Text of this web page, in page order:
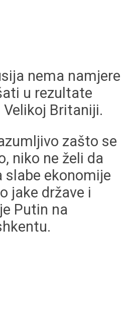
nema namjere
u rezultate
Britaniji.
zašto se
niko ne želi da
slabe ekonomije
jake države i
Putin na